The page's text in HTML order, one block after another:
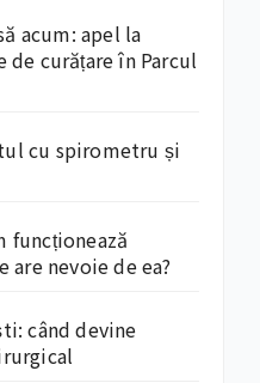
acum: apel la
curățare în Parcul
cu spirometru și
funcționează
are nevoie de ea?
când devine